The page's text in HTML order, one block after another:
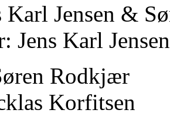
Karl Jensen &
Jens Karl
Rodkjær
Korfitsen